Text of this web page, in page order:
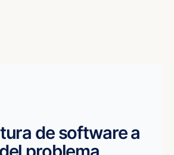
de software a